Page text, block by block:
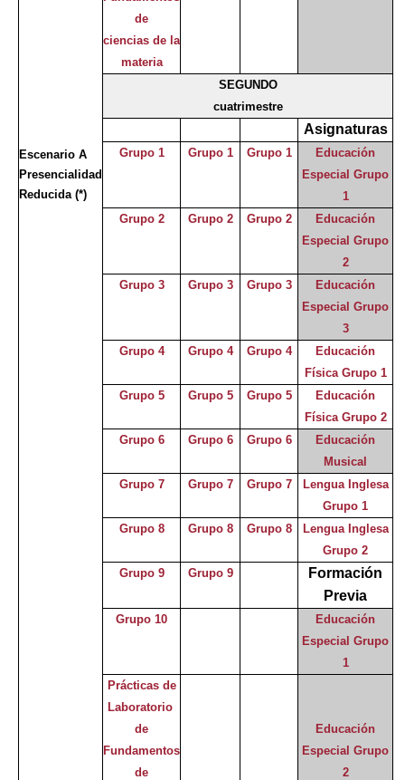
Escenario A
Presencialidad
Reducida (*)
de
ciencias de la
materia
SEGUNDO
cuatrimestre
Asignaturas
Grupo 1 Grupo 1 Grupo 1
Educación
Especial Grupo
1
Grupo 2
Grupo 2 Grupo 2
Educación
Especial Grupo
2
Grupo 3
Grupo 3 Grupo 3
Educación
Especial Grupo
3
Grupo 4
Grupo 4 Grupo 4
Educación
Física Grupo 1
Grupo 5
Grupo 5 Grupo 5
Educación
Física Grupo 2
Grupo 6
Grupo 6 Grupo 6
Educación
Musical
Grupo 7
Grupo 7 Grupo 7
Lengua Inglesa
Grupo 1
Grupo 8
Grupo 8 Grupo 8
Lengua Inglesa
Grupo 2
Grupo 9
Grupo 9
Formación
Previa
Grupo 10
Educación
Especial Grupo
1
Prácticas de
Laboratorio
de
Fundamentos
de
Educación
Especial Grupo
2